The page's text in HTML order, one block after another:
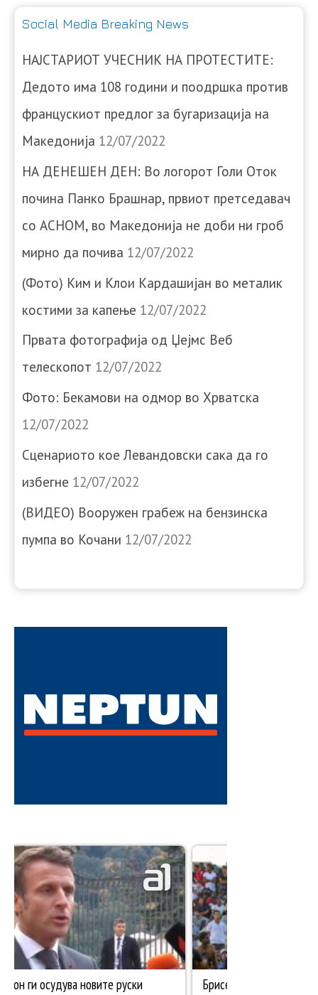
Social Media Breaking News
НАЈСТАРИОТ УЧЕСНИК НА ПРОТЕСТИТЕ:
Дедото има 108 години и поодршка против
францускиот предлог за бугаризација на
Македонија 12/07/2022
НА ДЕНЕШЕН ДЕН: Во логорот Голи Оток
почина Панко Брашнар, првиот претседавач
со АСНОМ, во Македонија не доби ни гроб
мирно да почива 12/07/2022
(Фото) Ким и Клои Кардашијан во металик
костими за капење 12/07/2022
Првата фотографија од Џејмс Веб
телескопот 12/07/2022
Фото: Бекамови на одмор во Хрватска
12/07/2022
Сценариото кое Левандовски сака да го
избегне 12/07/2022
(ВИДЕО) Вооружен грабеж на бензинска
пумпа во Кочани 12/07/2022